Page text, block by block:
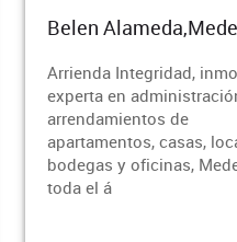
Belen
Arrienda Integridad,
experta en
arrendamientos de
apartamentos, casas,
bodegas y oficinas,
toda el á